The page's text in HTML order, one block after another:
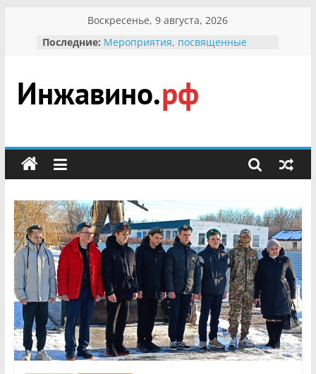
содержимому
Воскресенье, 9 августа, 2026
Последние: Мероприятия, посвященные
гражданин Инжавинского округа»
участнице Великой
Отечественной, фронтовичке
Безопасность в сети Интернет
мероприятии «Сохраним
первоцветы!»
В вольере Воронинского
заповедника родились крапчатые
суслики
Инжавино.рф
сельский
портал